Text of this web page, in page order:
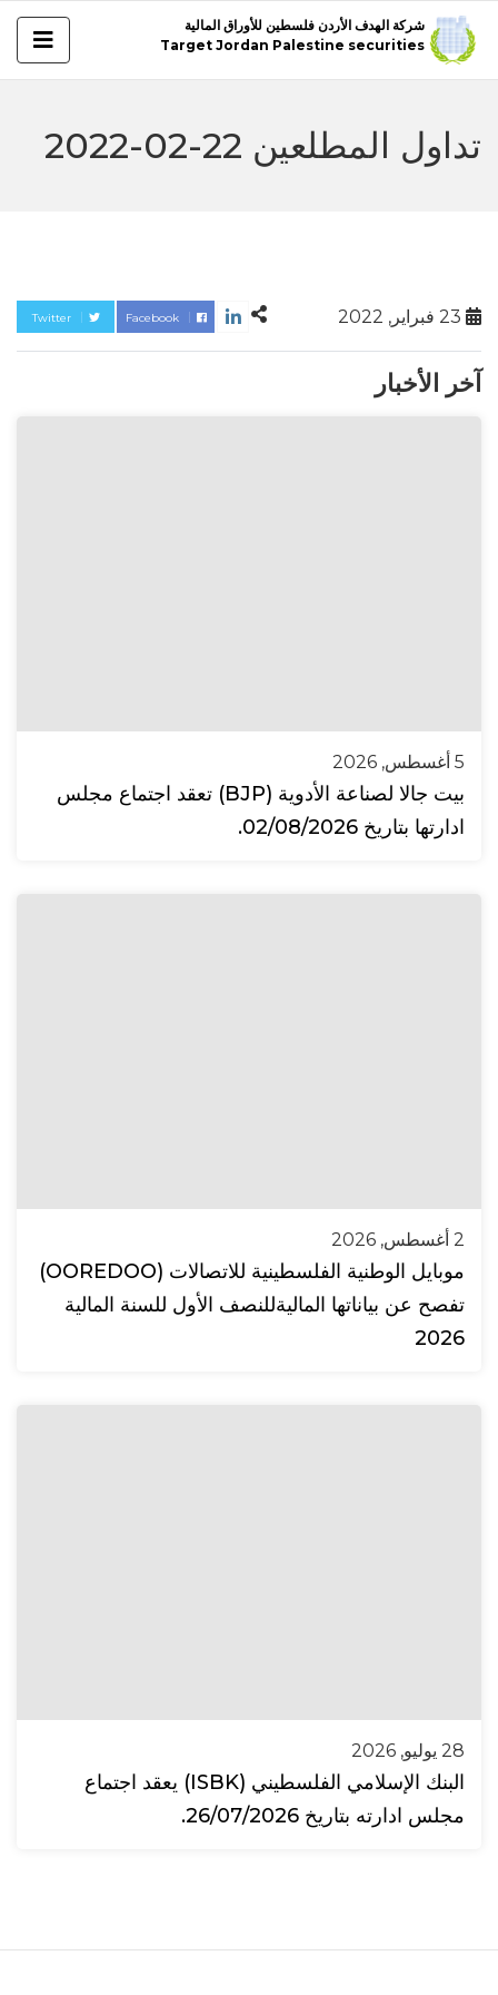
شركة الهدف الأردن فلسطين للأوراق المالية
Target Jordan Palestine securities
تداول المطلعين 22-02-2022
Twitter Facebook
آخر الأخبار
5 أغسطس, 2026
بيت جالا لصناعة الأدوية (BJP) تعقد اجتماع مجلس
ادارتها بتاريخ 02/08/2026.
2 أغسطس, 2026
موبايل الوطنية الفلسطينية للاتصالات (OOREDOO)
تفصح عن بياناتها الماليةللنصف الأول للسنة المالية
2026
28 يوليو, 2026
البنك الإسلامي الفلسطيني (ISBK) يعقد اجتماع
مجلس ادارته بتاريخ 26/07/2026.